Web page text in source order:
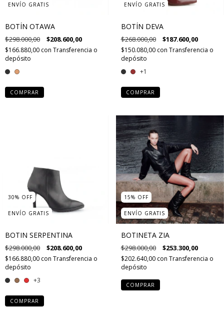
ENVÍO GRATIS
BOTÍN OTAWA
$298.000,00 $208.600,00
$166.880,00 con Transferencia o
depósito
COMPRAR
ENVÍO GRATIS
BOTÍN DEVA
$268.000,00 $187.600,00
$150.080,00 con Transferencia o
depósito
+1
COMPRAR
30% OFF
ENVÍO GRATIS
BOTIN SERPENTINA
$298.000,00 $208.600,00
$166.880,00 con Transferencia o
depósito
+3
COMPRAR
15% OFF
ENVÍO GRATIS
BOTINETA ZIA
$298.000,00 $253.300,00
$202.640,00 con Transferencia o
depósito
COMPRAR